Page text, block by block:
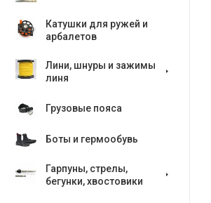
Катушки для ружей и
арбалетов
Лини, шнуры и зажимы
линя
Грузовые пояса
Боты и гермообувь
Гарпуны, стрелы,
бегунки, хвостовики